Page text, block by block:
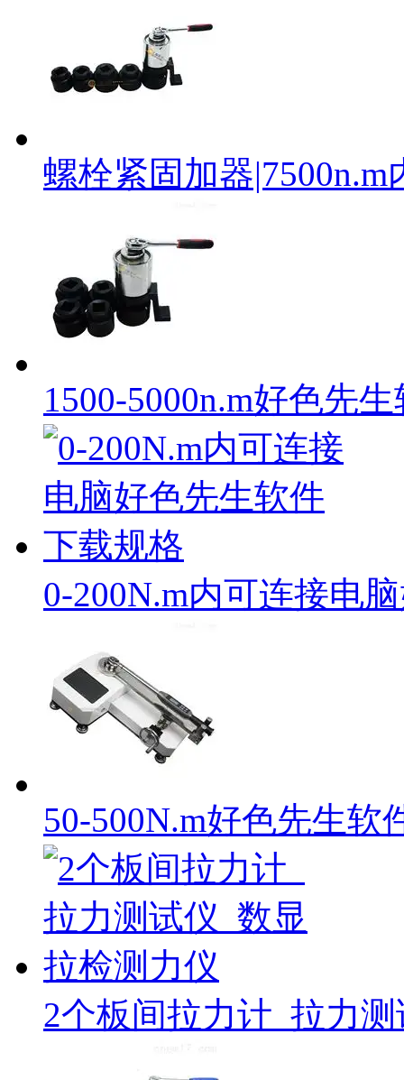
螺栓紧固加器
1500-5000n.m好色先
0-200N.m内可连接电
50-500N.m好色先生
2个板间拉力计_拉力